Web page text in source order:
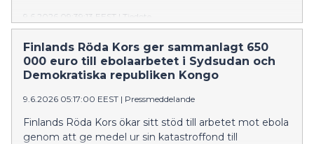
9.6.2026 09:39:13 EEST | Tiedote
Suomen Punainen Risti lisää tukeaan ebolan
vastaiseen työhön antamalla katastrofirahastostaan
varoja avustusoperaatioon Etelä-Sudanissa ja Kongon
demokraattisessa tasavallassa. Paikalliset Punaisen
Ristin vapaaehtoiset ovat omissa yhteisöissään
epidemia herättää pelkoja ja huolta.
Finlands Röda Kors ger sammanlagt 650
000 euro till ebolaarbetet i Sydsudan och
Demokratiska republiken Kongo
9.6.2026 05:17:00 EEST | Pressmeddelande
Finlands Röda Kors ökar sitt stöd till arbetet mot ebola
genom att ge medel ur sin katastroffond till